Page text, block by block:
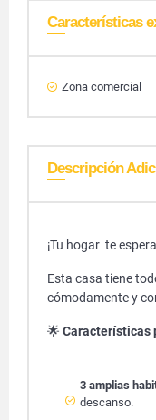
Características
Zona comercial
Descripción
¡Tu hogar te
Esta casa tiene
cómodamente y
🌟 Características
3 amplias
descanso.